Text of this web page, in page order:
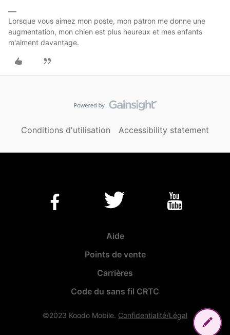
Lorsque vous aimez mon poste, mon patron me donne une
augmentation, mon chien est plus heureux et mes enfants
m'aiment davantage.
Conditions d'utilisation Accessibility statement
Aide
Points de vente
Carrières
Code du sans fil CRTC
©2023 Koodo Mobile. Confidentialité/Légal